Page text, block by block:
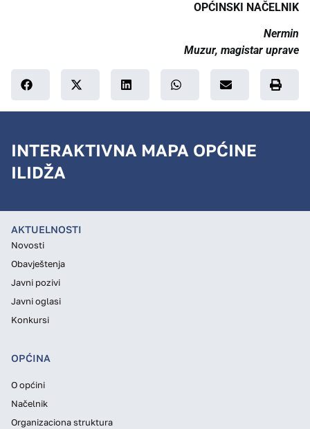
OPĆINSKI NAČELNIK
Nermin
Muzur, magistar uprave
INTERAKTIVNA MAPA OPĆINE
ILIDŽA
AKTUELNOSTI
Novosti
Obavještenja
Javni pozivi
Javni oglasi
Konkursi
OPĆINA
O općini
Načelnik
Organizaciona struktura